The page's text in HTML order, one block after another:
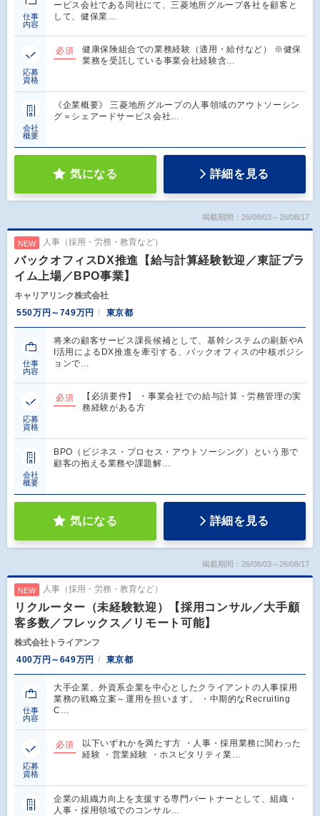
仕事
内容
ービス会社である同社にて、三菱地所グループ各社を顧客と
して、健保業…
応募
資格
必須
健康保険組合での業務経験（適用・給付など） ※健保
業務を受託している事業会社経験含…
会社
概要
《企業概要》 三菱地所グループの人事領域のアウトソーシン
グ＝シェアードサービス会社…
気になる 詳細を見る
掲載期間：26/08/03～26/08/17
NEW 人事（採用・労務・教育など）
バックオフィスDX推進【給与計算経験歓迎／東証プラ
イム上場／BPO事業】
キャリアリンク株式会社
550万円～749万円
東京都
仕事
内容
将来の顧客サービス課長候補として、基幹システムの刷新やA
I活用によるDX推進を牽引する、バックオフィスの中核ポジシ
ョンで…
応募
資格
必須
【必須要件】 ・事業会社での給与計算・労務管理の実
務経験がある方
会社
概要
BPO（ビジネス・プロセス・アウトソーシング）という形で
顧客の抱える業務や課題解…
気になる 詳細を見る
掲載期間：26/08/03～26/08/17
NEW 人事（採用・労務・教育など）
リクルーター（未経験歓迎）【採用コンサル／大手顧
客多数／フレックス／リモート可能】
株式会社トライアンフ
400万円～649万円
東京都
仕事
内容
大手企業、外資系企業を中心としたクライアントの人事採用
業務の戦略立案～運用を担います。 ・中期的なRecruiting
C…
応募
資格
必須
以下いずれかを満たす方 ・人事・採用業務に関わった
経験 ・営業経験 ・ホスピタリティ業…
企業の組織力向上を支援する専門パートナーとして、組織・
人事・採用領域でのコンサル…